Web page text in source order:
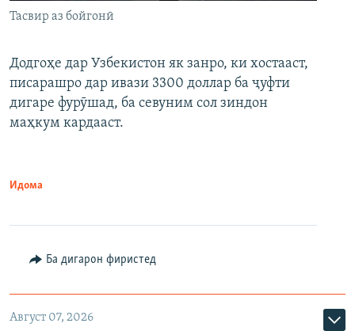
Тасвир аз бойгонӣ
Додгоҳе дар Узбекистон як занро, ки хостааст,
писарашро дар ивази 3300 доллар ба ҷуфти
дигаре фурӯшад, ба севуним сол зиндон
маҳкум кардааст.
Идома
Ба дигарон фиристед
Август 07, 2026